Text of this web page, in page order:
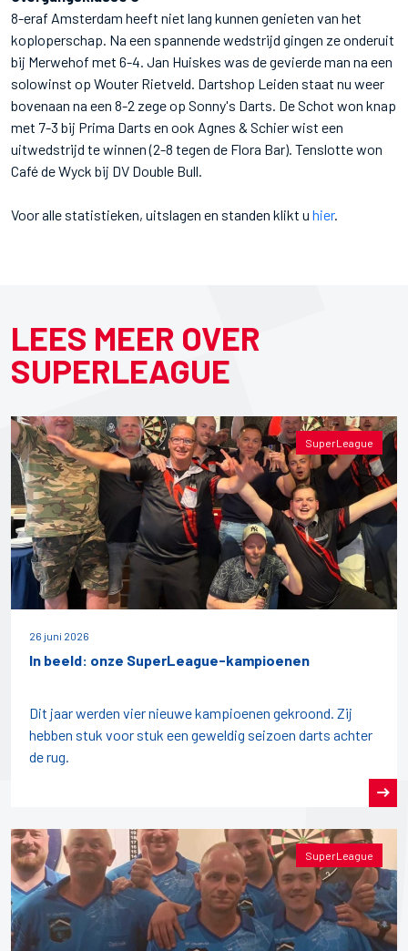
8-eraf Amsterdam heeft niet lang kunnen genieten van het
koploperschap. Na een spannende wedstrijd gingen ze onderuit
bij Merwehof met 6-4. Jan Huiskes was de gevierde man na een
solowinst op Wouter Rietveld. Dartshop Leiden staat nu weer
bovenaan na een 8-2 zege op Sonny's Darts. De Schot won knap
met 7-3 bij Prima Darts en ook Agnes & Schier wist een
uitwedstrijd te winnen (2-8 tegen de Flora Bar). Tenslotte won
Café de Wyck bij DV Double Bull.
Voor alle statistieken, uitslagen en standen klikt u hier.
LEES MEER OVER
SUPERLEAGUE
SuperLeague
26 juni 2026
In beeld: onze SuperLeague-kampioenen
Dit jaar werden vier nieuwe kampioenen gekroond. Zij
hebben stuk voor stuk een geweldig seizoen darts achter
de rug.
SuperLeague